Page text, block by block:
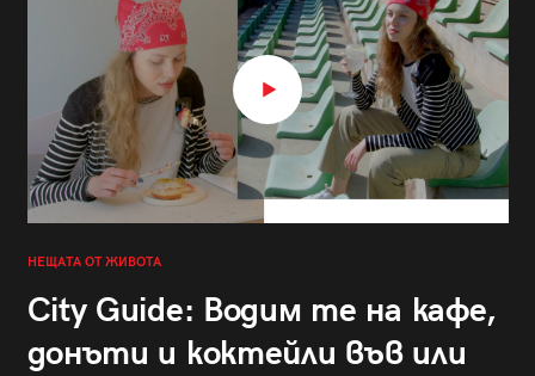
НЕЩАТА ОТ ЖИВОТА
City Guide: Водим те на кафе,
донъти и коктейли във или